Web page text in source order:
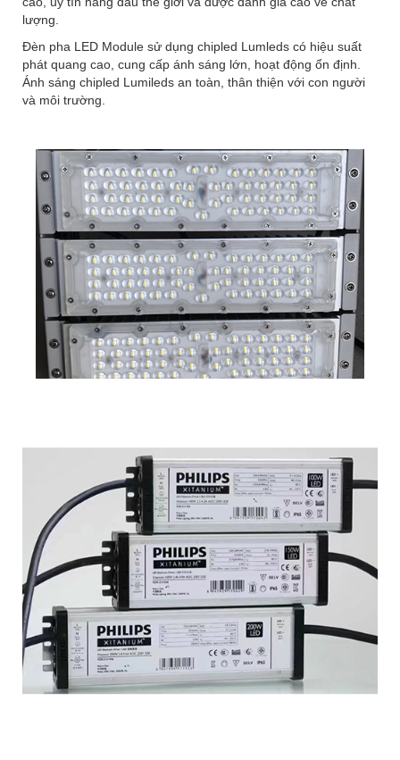
lượng.
Đèn pha LED Module sử dụng chipled Lumleds có hiệu suất
phát quang cao, cung cấp ánh sáng lớn, hoạt động ổn định.
Ánh sáng chipled Lumileds an toàn, thân thiện với con người
và môi trường.